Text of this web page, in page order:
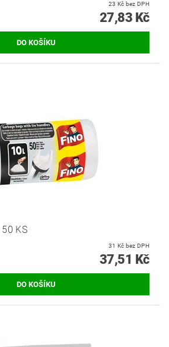
23 Kč bez DPH
27,83 Kč
50 KS
31 Kč bez DPH
37,51 Kč